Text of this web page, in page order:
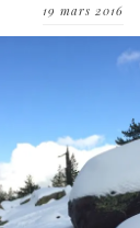
19 mars 2016